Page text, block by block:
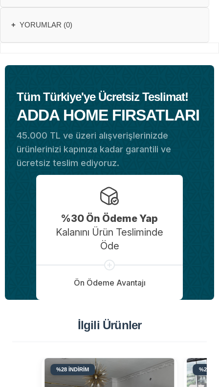
+ YORUMLAR (0)
Tüm Türkiye'ye Ücretsiz Teslimat!
ADDA HOME FIRSATLARI
45.000 TL ve üzeri alışverişlerinizde
ürünlerinizi kapınıza kadar garantili ve
ücretsiz teslim ediyoruz.
%30 Ön Ödeme Yap
Kalanını Ürün Tesliminde
Öde
Ön Ödeme Avantajı
İlgili Ürünler
%28 İNDİRİM %28